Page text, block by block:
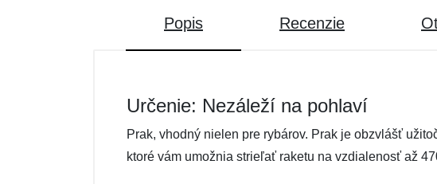
Popis Recenzie
Určenie: Nezáleží na pohlaví
Prak, vhodný nielen pre rybárov. Prak je obzvlášť
ktoré vám umožnia strieľať raketu na vzdialenosť až